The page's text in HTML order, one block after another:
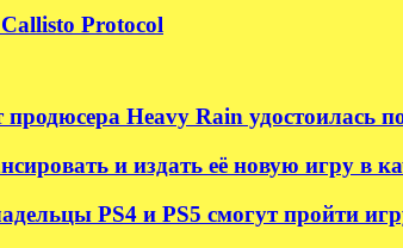
Protocol
Heavy Rain удостоилась
и издать её новую игру в
PS4 и PS5 смогут пройти